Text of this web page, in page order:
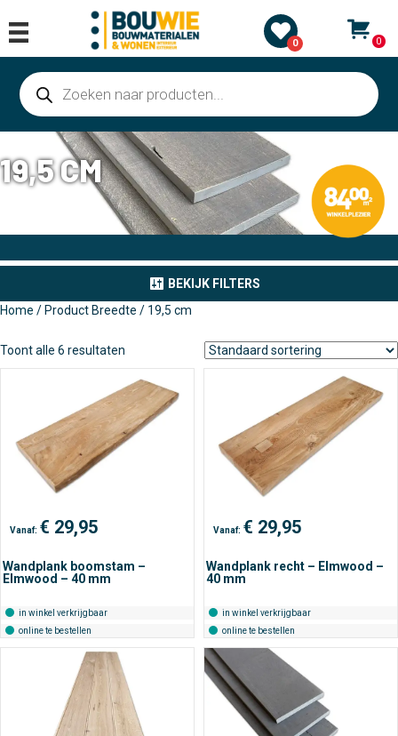
0 0
Producten
zoeken
19,5 CM
BEKIJK FILTERS
Home / Product Breedte / 19,5 cm
Toont alle 6 resultaten
Vanaf: € 29,95
Wandplank boomstam –
Elmwood – 40 mm
in winkel verkrijgbaar
online te bestellen
Vanaf: € 29,95
Wandplank recht – Elmwood –
40 mm
in winkel verkrijgbaar
online te bestellen